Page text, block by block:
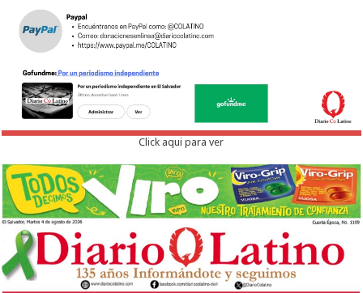
Click aqui para ver